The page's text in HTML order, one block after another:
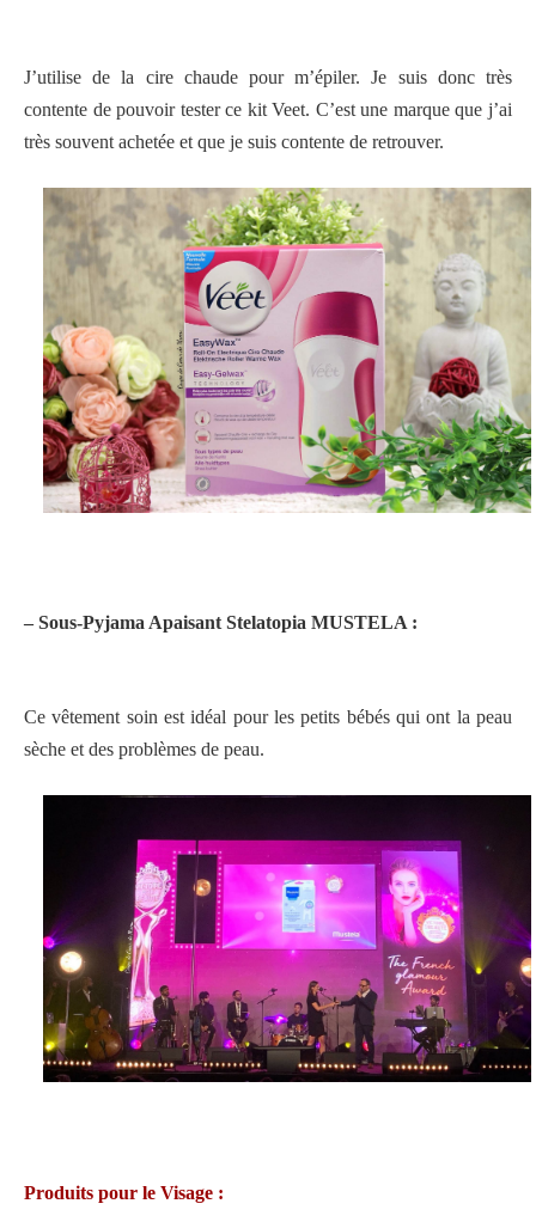
J’utilise de la cire chaude pour m’épiler. Je suis donc très
contente de pouvoir tester ce kit Veet. C’est une marque que j’ai
très souvent achetée et que je suis contente de retrouver.
– Sous-Pyjama Apaisant Stelatopia MUSTELA :
Ce vêtement soin est idéal pour les petits bébés qui ont la peau
sèche et des problèmes de peau.
Produits pour le Visage :